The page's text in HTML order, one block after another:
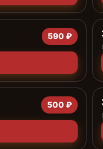
590 ₽
500 ₽